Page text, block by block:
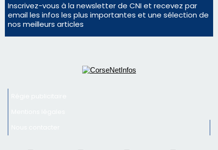
Inscrivez-vous à la newsletter de CNI et recevez par
email les infos les plus importantes et une sélection de
nos meilleurs articles